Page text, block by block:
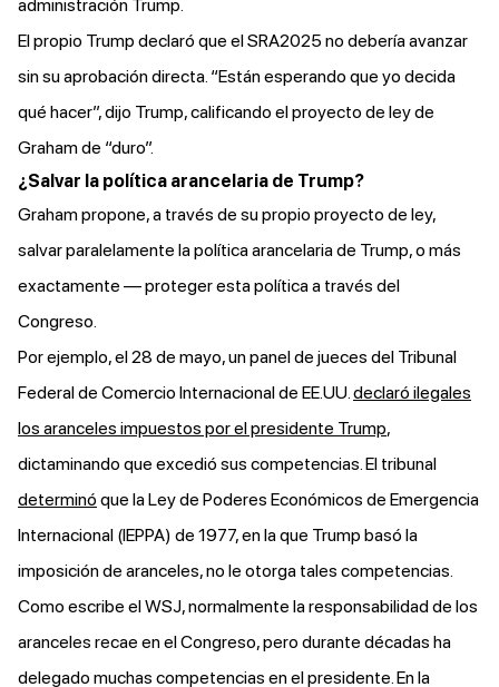
administración Trump.
El propio Trump declaró que el SRA2025 no debería avanzar
sin su aprobación directa. “Están esperando que yo decida
qué hacer”, dijo Trump, calificando el proyecto de ley de
Graham de “duro”.
¿Salvar la política arancelaria de Trump?
Graham propone, a través de su propio proyecto de ley,
salvar paralelamente la política arancelaria de Trump, o más
exactamente — proteger esta política a través del
Congreso.
Por ejemplo, el 28 de mayo, un panel de jueces del Tribunal
Federal de Comercio Internacional de EE.UU.declaró ilegales
los aranceles impuestos por el presidente Trump,
dictaminando que excedió sus competencias. El tribunal
determinó que la Ley de Poderes Económicos de Emergencia
Internacional (IEPPA) de 1977, en la que Trump basó la
imposición de aranceles, no le otorga tales competencias.
Como escribe el WSJ, normalmente la responsabilidad de los
aranceles recae en el Congreso, pero durante décadas ha
delegado muchas competencias en el presidente. En la